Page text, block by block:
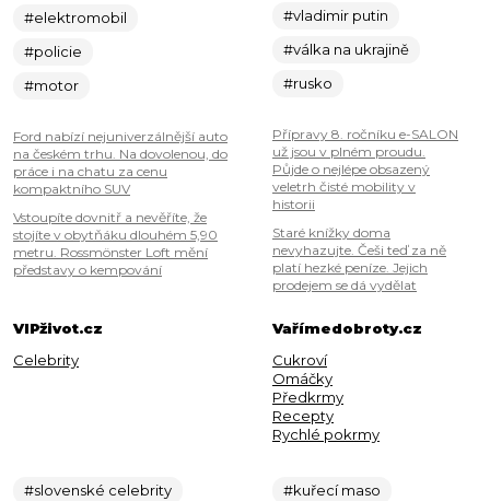
#elektromobil
#policie
#motor
Ford nabízí nejuniverzálnější auto
na českém trhu. Na dovolenou, do
práce i na chatu za cenu
kompaktního SUV
Vstoupíte dovnitř a nevěříte, že
stojíte v obytňáku dlouhém 5,90
metru. Rossmönster Loft mění
představy o kempování
#vladimir putin
#válka na ukrajině
#rusko
Přípravy 8. ročníku e-SALON
už jsou v plném proudu.
Půjde o nejlépe obsazený
veletrh čisté mobility v
historii
Staré knížky doma
nevyhazujte. Češi teď za ně
platí hezké peníze. Jejich
prodejem se dá vydělat
VIPživot.cz
Celebrity
#slovenské celebrity
Vařímedobroty.cz
Cukroví
Omáčky
Předkrmy
Recepty
Rychlé pokrmy
#kuřecí maso